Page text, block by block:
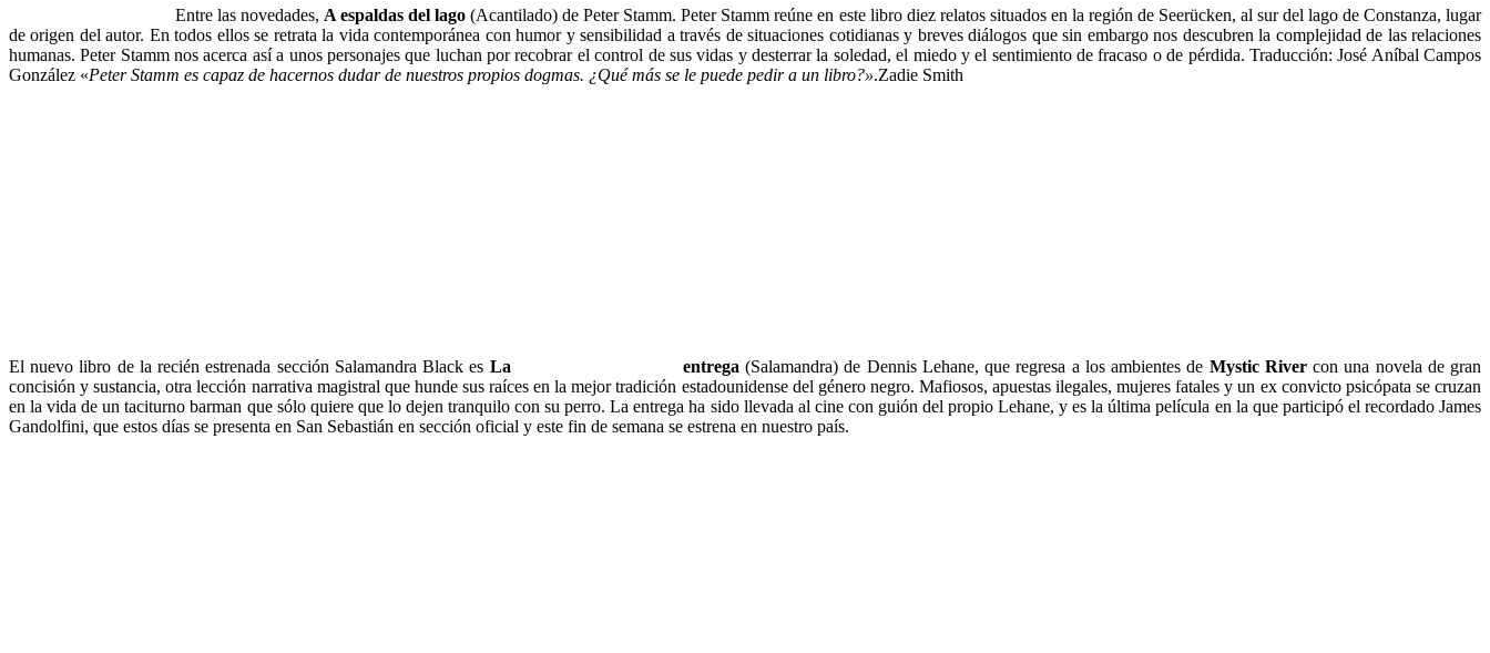
Entre las novedades, A espaldas del lago (Acantilado) de Peter Stamm. Peter Stamm reúne en este libro diez relatos situados en la región de Seerücken, al sur del lago de Constanza, lugar
de origen del autor. En todos ellos se retrata la vida contemporánea con humor y sensibilidad a través de situaciones cotidianas y breves diálogos que sin embargo nos descubren la complejidad de las relaciones
humanas. Peter Stamm nos acerca así a unos personajes que luchan por recobrar el control de sus vidas y desterrar la soledad, el miedo y el sentimiento de fracaso o de pérdida. Traducción: José Aníbal Campos
González «Peter Stamm es capaz de hacernos dudar de nuestros propios dogmas. ¿Qué más se le puede pedir a un libro?».Zadie Smith
El nuevo libro de la recién estrenada sección Salamandra Black es La entrega (Salamandra) de Dennis Lehane, que regresa a los ambientes de Mystic Rivercon una novela de gran
concisión y sustancia, otra lección narrativa magistral que hunde sus raíces en la mejor tradición estadounidense del género negro. Mafiosos, apuestas ilegales, mujeres fatales y un ex convicto psicópata se cruzan
en la vida de un taciturno barman que sólo quiere que lo dejen tranquilo con su perro. La entrega ha sido llevada al cine con guión del propio Lehane, y es la última película en la que participó el recordado James
Gandolfini, que estos días se presenta en San Sebastián en sección oficial y este fin de semana se estrena en nuestro país.